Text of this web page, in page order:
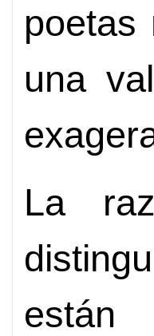
poetas
una
La
están